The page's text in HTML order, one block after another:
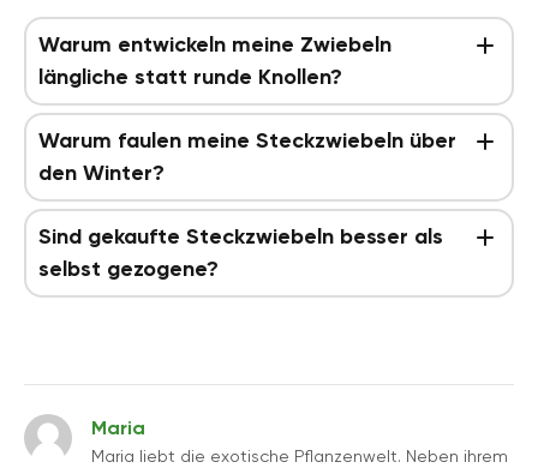
Warum entwickeln meine Zwiebeln
längliche statt runde Knollen?
Warum faulen meine Steckzwiebeln über
den Winter?
Sind gekaufte Steckzwiebeln besser als
selbst gezogene?
Maria
Maria liebt die exotische Pflanzenwelt. Neben ihrem